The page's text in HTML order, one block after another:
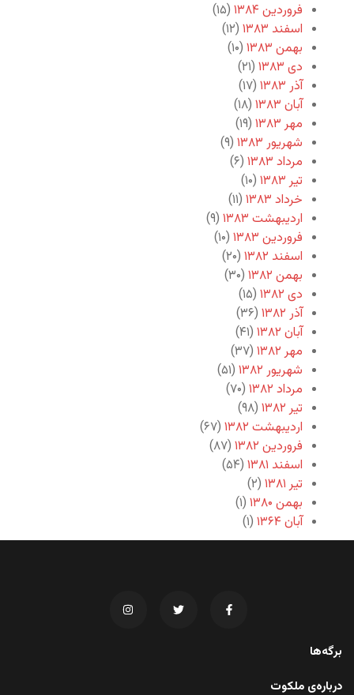
فروردین ۱۳۸۴
(۱۵)
اسفند ۱۳۸۳
(۱۲)
بهمن ۱۳۸۳
(۱۰)
دی ۱۳۸۳
(۲۱)
آذر ۱۳۸۳
(۱۷)
آبان ۱۳۸۳
(۱۸)
مهر ۱۳۸۳
(۱۹)
شهریور ۱۳۸۳
(۹)
مرداد ۱۳۸۳
(۶)
تیر ۱۳۸۳
(۱۰)
خرداد ۱۳۸۳
(۱۱)
اردیبهشت ۱۳۸۳
(۹)
فروردین ۱۳۸۳
(۱۰)
اسفند ۱۳۸۲
(۲۰)
بهمن ۱۳۸۲
(۳۰)
دی ۱۳۸۲
(۱۵)
آذر ۱۳۸۲
(۳۶)
آبان ۱۳۸۲
(۴۱)
مهر ۱۳۸۲
(۳۷)
شهریور ۱۳۸۲
(۵۱)
مرداد ۱۳۸۲
(۷۰)
تیر ۱۳۸۲
(۹۸)
اردیبهشت ۱۳۸۲
(۶۷)
فروردین ۱۳۸۲
(۸۷)
اسفند ۱۳۸۱
(۵۴)
تیر ۱۳۸۱
(۲)
بهمن ۱۳۸۰
(۱)
آبان ۱۳۶۴
(۱)
برگه‌ها
درباره‌ی ملکوت